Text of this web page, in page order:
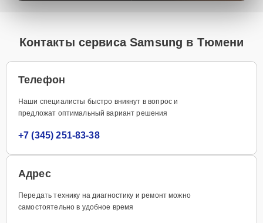
Контакты сервиса Samsung в Тюмени
Телефон
Наши специалисты быстро вникнут в вопрос и
предложат оптимальный вариант решения
+7 (345) 251-83-38
Адрес
Передать технику на диагностику и ремонт можно
самостоятельно в удобное время